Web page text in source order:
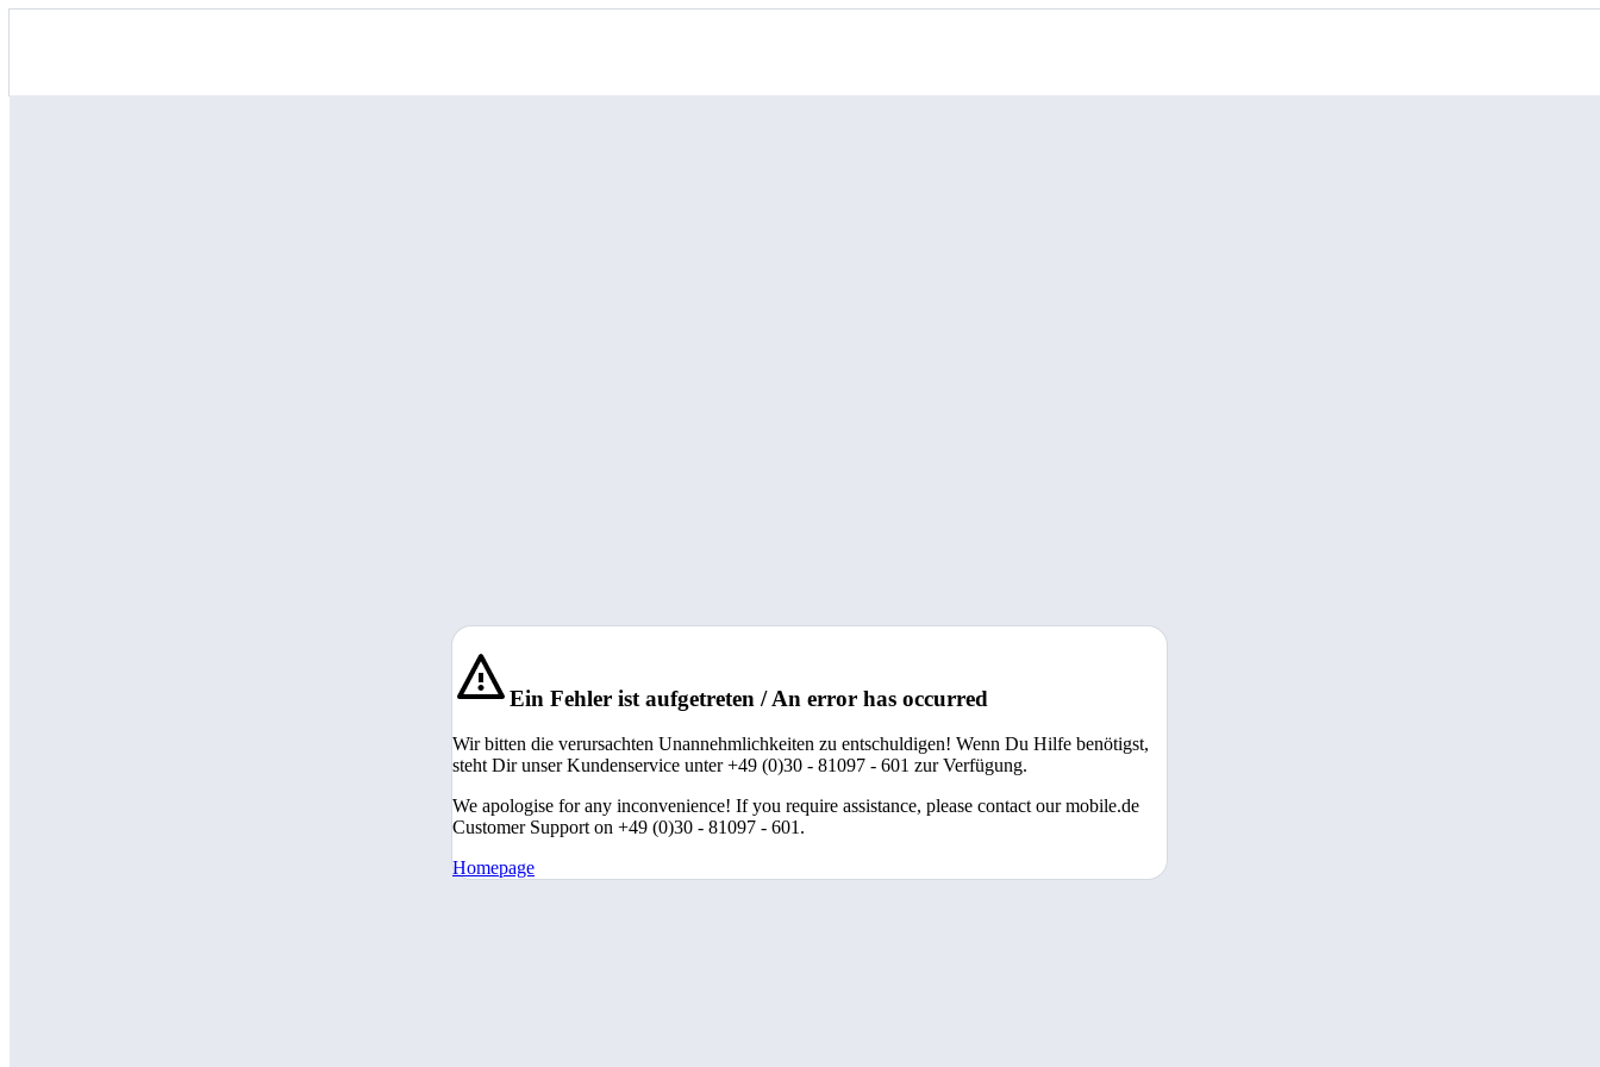
Ein Fehler ist aufgetreten / An error has occurred
Wir bitten die verursachten Unannehmlichkeiten zu entschuldigen! Wenn Du Hilfe benötigst,
steht Dir unser Kundenservice unter +49 (0)30 - 81097 - 601 zur Verfügung.
We apologise for any inconvenience! If you require assistance, please contact our mobile.de
Customer Support on +49 (0)30 - 81097 - 601.
Homepage